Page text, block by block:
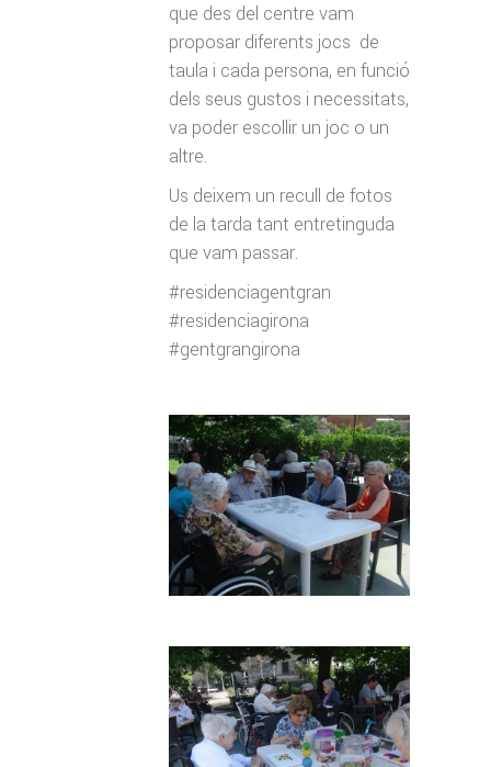
que des del centre vam
proposar diferents jocs de
taula i cada persona, en funció
dels seus gustos i necessitats,
va poder escollir un joc o un
altre.
Us deixem un recull de fotos
de la tarda tant entretinguda
que vam passar.
#residenciagentgran
#residenciagirona
#gentgrangirona